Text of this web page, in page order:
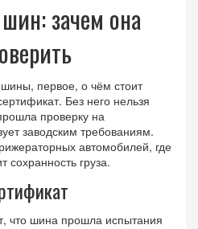
зачем она
первое, о чём стоит
Без него нельзя
проверку на
заводским требованиям.
автомобилей, где
сохранность груза.
что шина прошла испытания